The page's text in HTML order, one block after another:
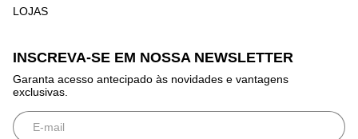
LOJAS
INSCREVA-SE EM NOSSA NEWSLETTER
Garanta acesso antecipado às novidades e vantagens
exclusivas.